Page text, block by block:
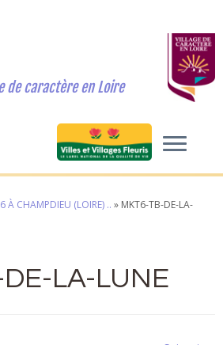
de caractère en Loire
À CHAMPDIEU (LOIRE) .. » MKT6-TB-DE-LA-
LA-LUNE